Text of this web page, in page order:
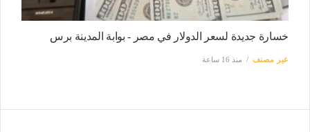
خسارة جديدة لسعر الدولار في مصر - بوابة المدينة برس
غير مصنف منذ 16 ساعة